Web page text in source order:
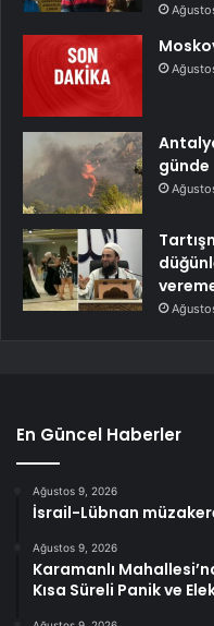
günde
En Güncel Haberler
Ağustos 9, 2026
İsrail-Lübnan
Ağustos 9, 2026
Karamanlı
Kısa Süreli Panik ve